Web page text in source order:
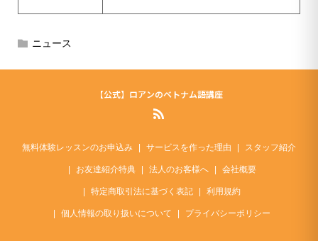
ニュース
【公式】ロアンのベトナム語講座
無料体験レッスンのお申込み サービスを作った理由 スタッフ紹介
お友達紹介特典 法人のお客様へ 会社概要
特定商取引法に基づく表記 利用規約
個人情報の取り扱いについて プライバシーポリシー